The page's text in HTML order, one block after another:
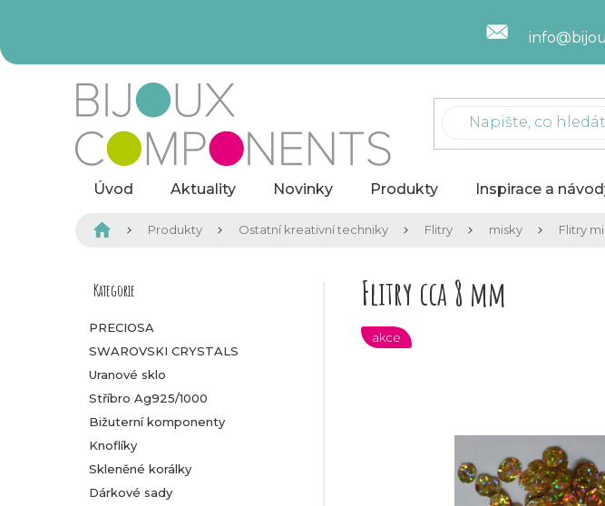
Úvod Aktuality Novinky Produkty Inspirace a
Domů Produkty Ostatní kreativní techniky Flitry misky Flitry
P
o
s
t
r
a
Přeskočit
Kategorie
PRECIOSA
SWAROVSKI CRYSTALS
Uranové sklo
Stříbro Ag925/1000
Bižuterní komponenty
Knoflíky
Skleněné korálky
Dárkové sady
Flitry cca 8 mm
akce